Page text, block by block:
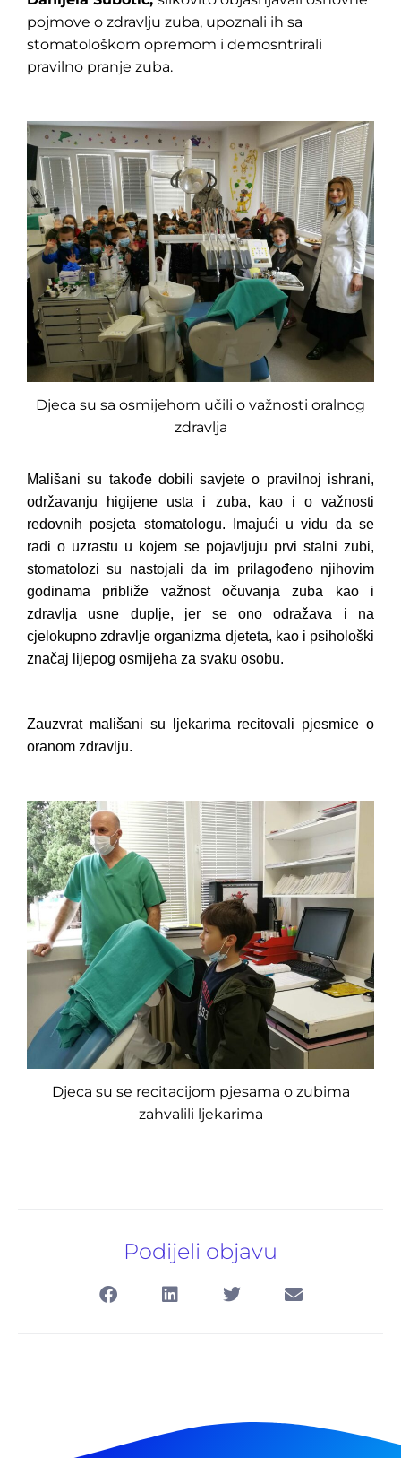
Pretraga
za:
pojmove o zdravlju zuba, upoznali ih sa
stomatološkom opremom i demosntrirali
pravilno pranje zuba.
Djeca su sa osmijehom učili o važnosti oralnog
zdravlja
Mališani su takođe dobili savjete o pravilnoj ishrani,
održavanju higijene usta i zuba, kao i o važnosti
redovnih posjeta stomatologu. Imajući u vidu da se
radi o uzrastu u kojem se pojavljuju prvi stalni zubi,
stomatolozi su nastojali da im prilagođeno njihovim
godinama približe važnost očuvanja zuba kao i
zdravlja usne duplje, jer se ono odražava i na
cjelokupno zdravlje organizma djeteta, kao i psihološki
značaj lijepog osmijeha za svaku osobu.
Zauzvrat mališani su ljekarima recitovali pjesmice o
oranom zdravlju.
Djeca su se recitacijom pjesama o zubima
zahvalili ljekarima
Podijeli objavu